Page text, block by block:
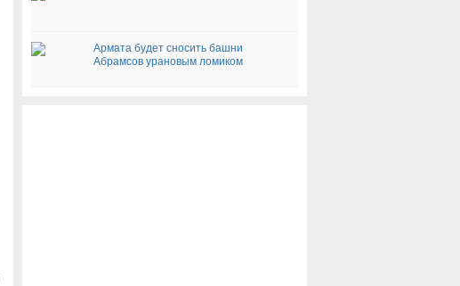
Армата будет сносить башни
Абрамсов урановым ломиком